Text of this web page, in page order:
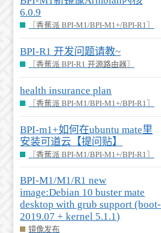
6.0.9
〖香蕉派 BPI-M1/BPI-M1+/BPI-R1〗
BPI-R1 开发问题请教~
〖香蕉派 BPI-R1 开源路由器〗
health insurance plan
〖香蕉派 BPI-M1/BPI-M1+/BPI-R1〗
BPI-m1+如何在ubuntu mate里
安装可道云【提问贴】
〖香蕉派 BPI-M1/BPI-M1+/BPI-R1〗
BPI-M1/M1/R1 new
image:Debian 10 buster mate
desktop with grub support (boot-
2019.07 + kernel 5.1.1)
镜像发布